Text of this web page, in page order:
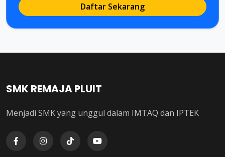
Daftar Sekarang
SMK REMAJA PLUIT
Menjadi SMK yang unggul dalam IMTAQ dan IPTEK